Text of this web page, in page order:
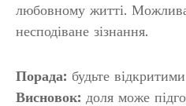
любовному житті.
несподіване зізнання.
Порада: будьте
Висновок: доля може